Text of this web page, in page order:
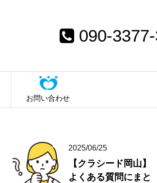
090-
お問い合わせ
2025/06/25
【クラシード岡山】
よくある質問にまと